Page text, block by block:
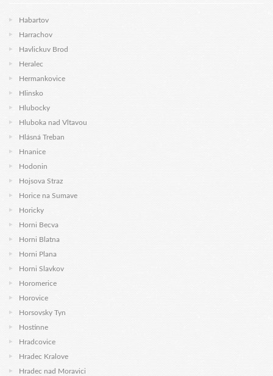
Habartov
Harrachov
Havlickuv Brod
Heralec
Hermankovice
Hlinsko
Hlubocky
Hluboka nad Vltavou
Hlásná Treban
Hnanice
Hodonin
Hojsova Straz
Horice na Sumave
Horicky
Horni Becva
Horni Blatna
Horni Plana
Horni Slavkov
Horomerice
Horovice
Horsovsky Tyn
Hostinne
Hradcovice
Hradec Kralove
Hradec nad Moravici